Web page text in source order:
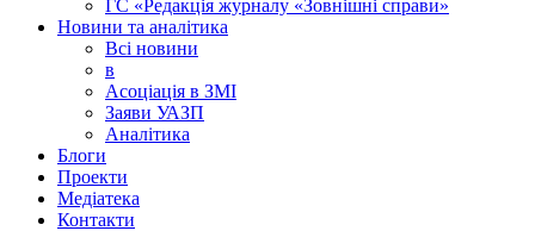
ГС «Редакція журналу «Зовнішні справи»
Новини та аналітика
Всі новини
в
Асоціація в ЗМІ
Заяви УАЗП
Аналітика
Блоги
Проекти
Медіатека
Контакти